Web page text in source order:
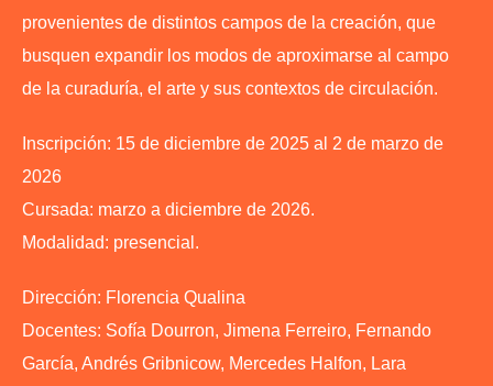
provenientes de distintos campos de la creación, que
busquen expandir los modos de aproximarse al campo
de la curaduría, el arte y sus contextos de circulación.
Inscripción: 15 de diciembre de 2025 al 2 de marzo de
2026
Cursada: marzo a diciembre de 2026.
Modalidad: presencial.
Dirección: Florencia Qualina
Docentes: Sofía Dourron, Jimena Ferreiro, Fernando
García, Andrés Gribnicow, Mercedes Halfon, Lara